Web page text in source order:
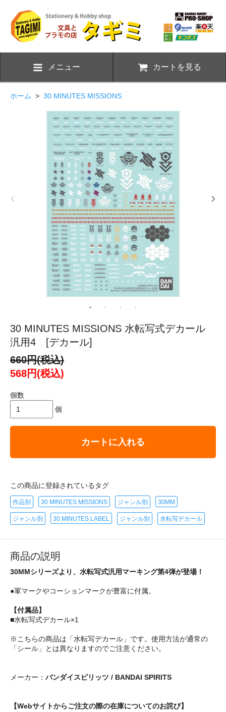
メニュー カートを見る
ホーム > 30 MINUTES MISSIONS
30 MINUTES MISSIONS 水転写式デカール
汎用4 [デカール]
660円(税込)
568円(税込)
個数
個
カートに入れる
この商品に登録されているタグ
作品別 30 MINUTES MISSIONS ジャンル別 30MM
ジャンル別 30 MINUTES LABEL ジャンル別 水転写デカール
商品の説明
30MMシリーズより、水転写式汎用マーキング第4弾が登場！
●軍マークやコーションマークが豊富に付属。
【付属品】
■水転写式デカール×1
※こちらの商品は「水転写デカール」です。使用方法が通常の
「シール」とは異なりますのでご注意ください。
メーカー： バンダイスピリッツ / BANDAI SPIRITS
【Webサイトからご注文の際の在庫についてのお詫び】